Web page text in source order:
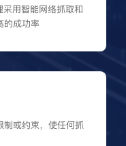
用智能网络抓取和
的成功率
制或约束，使任何抓